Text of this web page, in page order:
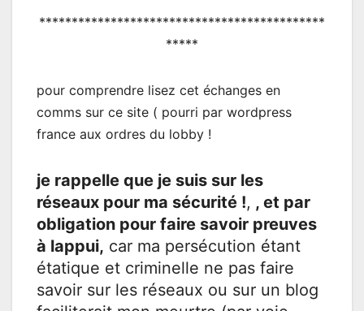
********************************************
*****
pour comprendre lisez cet échanges en
comms sur ce site ( pourri par wordpress
france aux ordres du lobby !
je rappelle que je suis sur les
réseaux pour ma sécurité !, , et par
obligation pour faire savoir preuves
à lappui, car ma persécution étant
étatique et criminelle ne pas faire
savoir sur les réseaux ou sur un blog